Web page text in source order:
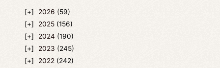
2026 (59)
2025 (156)
2024 (190)
2023 (245)
2022 (242)